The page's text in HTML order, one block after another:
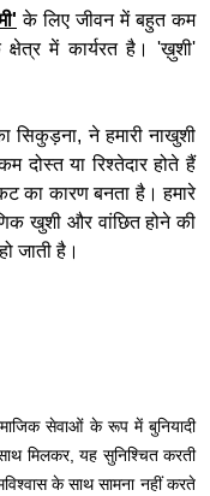
के लिए जीवन में बहुत कम
क्षेत्र में कार्यरत है। 'ख़ुशी'
सिकुड़ना, ने हमारी नाखुशी
या रिश्तेदार होते हैं
का कारण बनता है। हमारे
खुशी और वांछित होने की
जाती है।
सेवाओं के रूप में बुनियादी
मिलकर, यह सुनिश्चित करती
के साथ सामना नहीं करते